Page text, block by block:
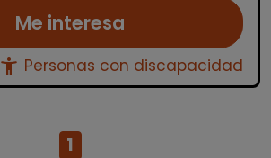
Me interesa
accessibility_new Personas con discapacidad
1